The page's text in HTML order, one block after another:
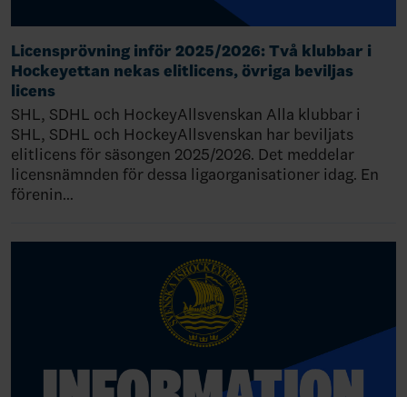
Licensprövning inför 2025/2026: Två klubbar i
Hockeyettan nekas elitlicens, övriga beviljas
licens
SHL, SDHL och HockeyAllsvenskan Alla klubbar i
SHL, SDHL och HockeyAllsvenskan har beviljats
elitlicens för säsongen 2025/2026. Det meddelar
licensnämnden för dessa ligaorganisationer idag. En
förenin…